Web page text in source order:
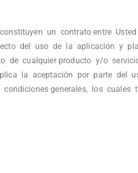
un contrato entre
del uso de la aplicación y
de cualquier producto y/o
la aceptación por parte del
generales, los